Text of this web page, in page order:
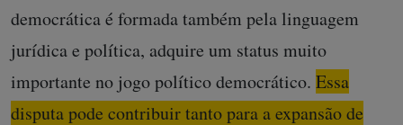
democrática é formada também pela linguagem
jurídica e política, adquire um status muito
importante no jogo político democrático. Essa
disputa pode contribuir tanto para a expansão de